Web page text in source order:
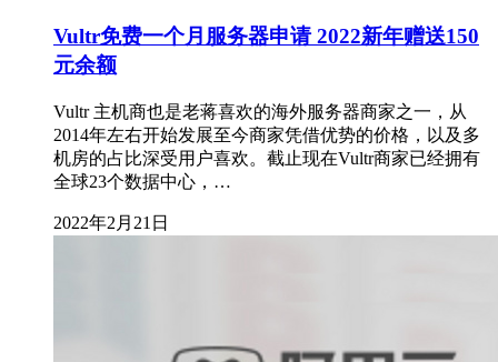
Vultr免费一个月服务器申请 2022新年赠送150
元余额
Vultr 主机商也是老蒋喜欢的海外服务器商家之一，从
2014年左右开始发展至今商家凭借优势的价格，以及多
机房的占比深受用户喜欢。截止现在Vultr商家已经拥有
全球23个数据中心，…
2022年2月21日